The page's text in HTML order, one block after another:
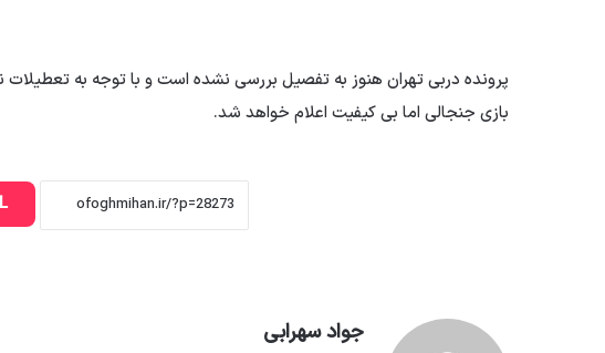
پرونده دربی تهران هنوز به تفصیل بررسی نشده است و با توجه به تعطیلات
بازی جنجالی اما بی کیفیت اعلام خواهد شد.
جواد سهرابی